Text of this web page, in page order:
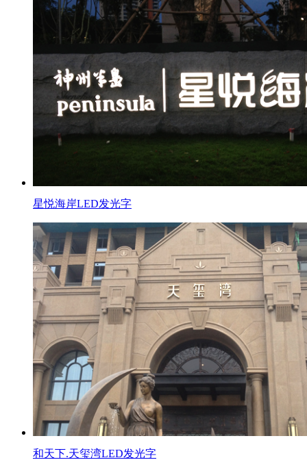
星悦海岸LED发光字
和天下.天玺湾LED发光字